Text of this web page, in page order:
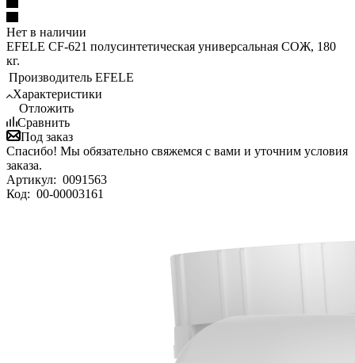
Нет в наличии
EFELE CF-621 полусинтетическая универсальная СОЖ, 180
кг.
Производитель EFELE
Характеристики
Отложить
Сравнить
Под заказ
Спасибо! Мы обязательно свяжемся с вами и уточним условия
заказа.
Артикул: 0091563
Код: 00-00003161